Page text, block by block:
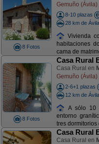
8 Fotos
Gemuño (Ávila)
8-10 plazas
28 km de Ávila
Vivienda
habitaciones
cama de
8 Fotos
Casa Rural
Casa Rural en
Gemuño (Ávila)
2-6+1 plazas
12 km de Ávila
A sólo 10
entorno
tres dormitorios
Casa Rural
Casa Rural en